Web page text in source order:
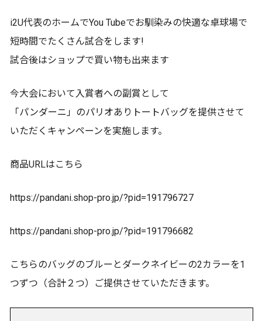
i2U代表のホームでYou Tubeでお馴染みの快適な卓球場で
短時間でたくさん試合をします!
試合後はショップで買い物も出来ます
今大会において入賞者への副賞として
「パンダーニ」のパリオありトートバッグを提供させて
いただくキャンペーンを実施します。
商品URLはこちら
https://pandani.shop-pro.jp/?pid=191796727
https://pandani.shop-pro.jp/?pid=191796682
こちらのバッグのブルーとダークネイビーの2カラーを1
つずつ（合計２つ）ご提供させていただきます。